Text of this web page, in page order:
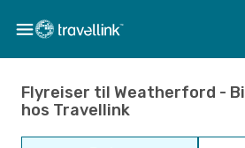
Flyreiser til Weatherford -
hos Travellink